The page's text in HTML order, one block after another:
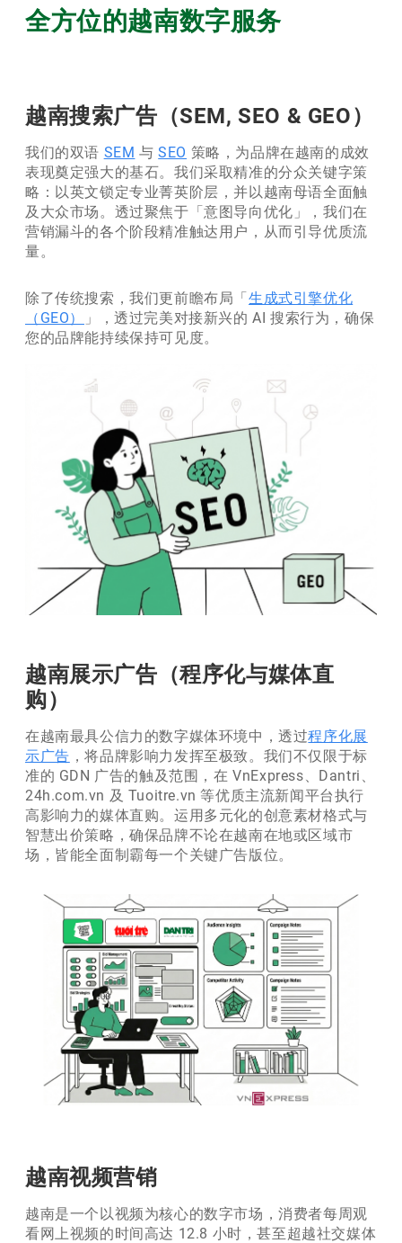
全方位的越南数字服务
越南搜索广告（SEM, SEO & GEO）
我们的双语 SEM 与SEO 策略，为品牌在越南的成效
表现奠定强大的基石。我们采取精准的分众关键字策
略：以英文锁定专业菁英阶层，并以越南母语全面触
及大众市场。透过聚焦于「意图导向优化」，我们在
营销漏斗的各个阶段精准触达用户，从而引导优质流
量。
除了传统搜索，我们更前瞻布局「生成式引擎优化
（GEO）
」，透过完美对接新兴的 AI 搜索行为，确保
您的品牌能持续保持可见度。
越南展示广告（程序化与媒体直
购）
在越南最具公信力的数字媒体环境中，透过程序化展
示广告 ，将品牌影响力发挥至极致。我们不仅限于标
准的 GDN 广告的触及范围，在 VnExpress、Dantri、
24h.com.vn 及 Tuoitre.vn 等优质主流新闻平台执行
高影响力的媒体直购。运用多元化的创意素材格式与
智慧出价策略，确保品牌不论在越南在地或区域市
场，皆能全面制霸每一个关键广告版位。
越南视频营销
越南是一个以视频为核心的数字市场，消费者每周观
看网上视频的时间高达 12.8 小时，甚至超越社交媒体